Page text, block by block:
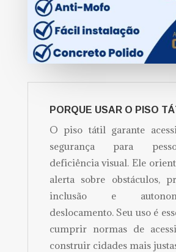
PORQUE USAR O PISO
O piso tátil garante
segurança para
deficiência visual. Ele
alerta sobre obstáculos,
inclusão e
deslocamento. Seu uso é
cumprir normas de
construir cidades mais